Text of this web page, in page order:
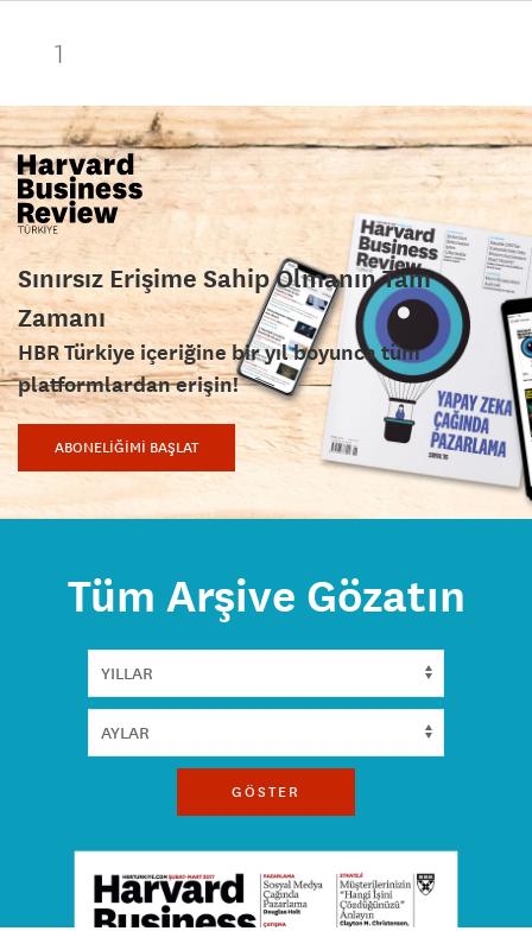
1
Sınırsız Erişime Sahip Olmanın Tam
Zamanı
HBR Türkiye içeriğine bir yıl boyunca tüm
platformlardan erişin!
ABONELİĞİMİ BAŞLAT
Tüm Arşive Gözatın
GÖSTER